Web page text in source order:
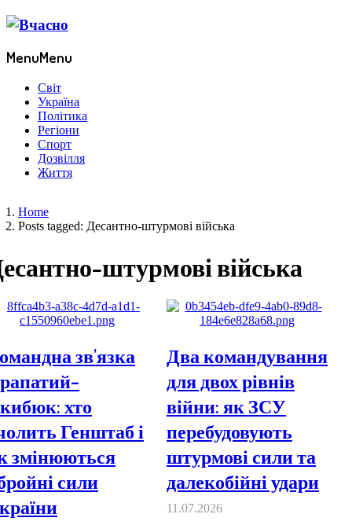
MenuMenu
Світ
Україна
Політика
Регіони
Спорт
Дозвілля
Життя
Home
Posts tagged: Десантно-штурмові війська
штурмові війська
зв’язка
хто
Генштаб і
змінюються
сили
Два командування
для двох рівнів
війни: як ЗСУ
перебудовують
штурмові сили та
далекобійні удари
11.07.2026